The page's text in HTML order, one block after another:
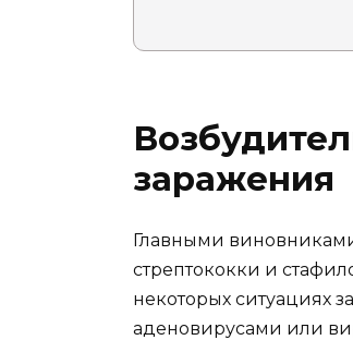
заражения
Главными
стрептококки и
некоторых ситуациях
аденовирусами или